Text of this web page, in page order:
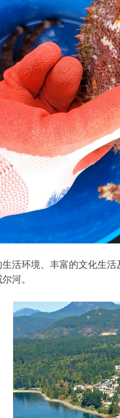
活环境、丰富的文化生
河。